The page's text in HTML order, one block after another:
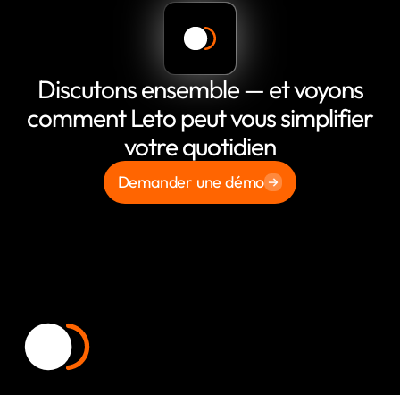
Discutons ensemble — et voyons
comment Leto peut vous simplifier
votre quotidien
Demander une démo